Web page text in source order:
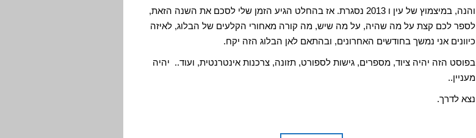
והנה, במיצמוץ של עין ו 2013 נסגרת. אז בהחלט הגיע הזמן שלי לסכם את השנה הזאת,
לספר לכם קצת על מה שהיה, על מה שיש, מה קורה מאחורי הקלעים של הבלוג, לאיזה
כיוונים אני נמשך בחודשים האחרונים, ובהתאם לאן הבלוג הזה יקח.
בפוסט הזה יהיה ציוד, מספרים, גישות לספורט, תזונה, צרכנות אינטרנטית, ועוד.. יהיה
מעניין..
נצא לדרך.